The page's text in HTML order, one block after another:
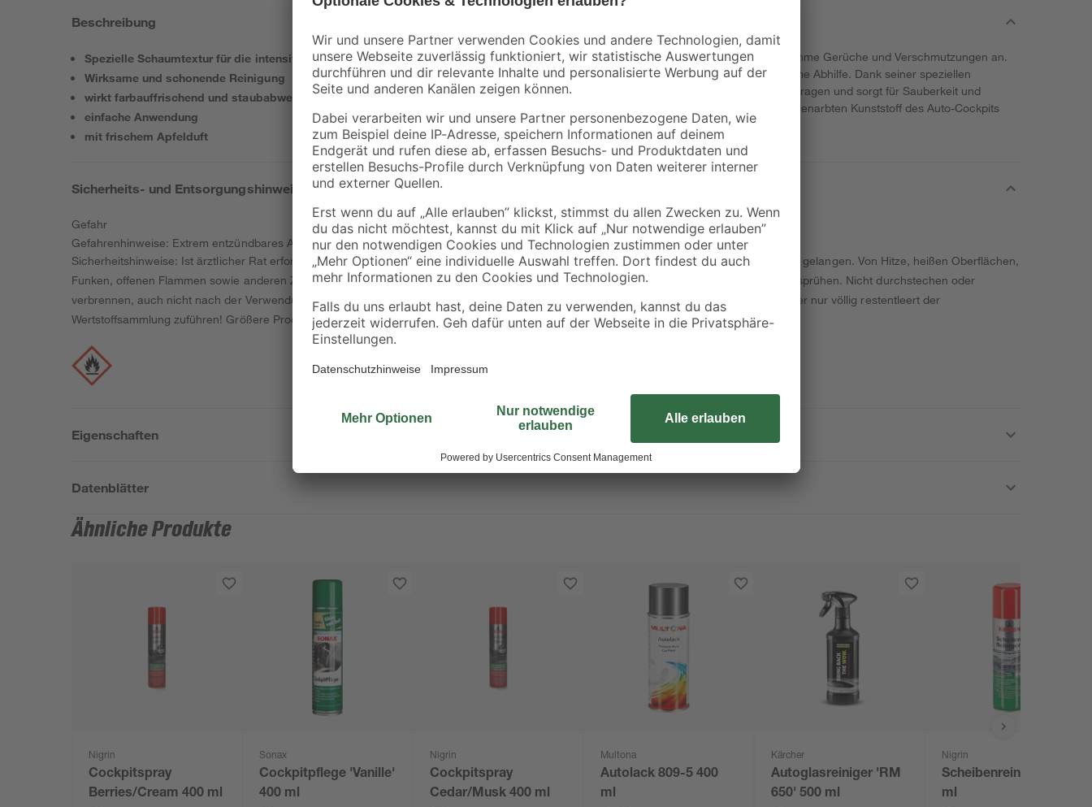
Beschreibung
Spezielle Schaumtextur für die intensive Pflege
Wirksame und schonende Reinigung
wirkt farbauffrischend und staubabweisend
einfache Anwendung
mit frischem Apfelduft
Schnell sammeln sich im Auto Staub, unangenehme Gerüche und Verschmutzungen an.
Das Cockpitspray von Nigrin schafft hier wirksame Abhilfe. Dank seiner speziellen
Schaumtextur lässt es sich besonders leicht auftragen und sorgt für Sauberkeit und
seidenmatten Glanz. Es pflegt intensiv den fein genarbten Kunststoff des Auto-Cockpits
und hinterlässt einen frischen Apfelduft.
Sicherheits- und Entsorgungshinweise
Gefahr
Gefahrenhinweise: Extrem entzündbares Aerosol. Behälter steht unter Druck: kann bei Erwärmung bersten.
Sicherheitshinweise: Ist ärztlicher Rat erforderlich, Verpackung oder Kennzeichnungsetikett bereithalten. Darf nicht in die Hände von Kindern gelangen. Von Hitze, heißen Oberflächen,
Funken, offenen Flammen sowie anderen Zündquellenarten fernhalten. Nicht rauchen. Nicht gegen offene Flamme oder andere Zündquelle sprühen. Nicht durchstechen oder
verbrennen, auch nicht nach der Verwendung. Vor Sonnenbestrahlung schützen. Nicht Temperaturen über 50 °C / 122 °F aussetzen. Behälter nur völlig restentleert der
Wertstoffsammlung zuführen! Größere Produktreste zur Problemstoffsammelstelle bringen.
Eigenschaften
Datenblätter
Ähnliche Produkte
Nigrin
Cockpitspray
Berries/Cream 400 ml
Sonax
Cockpitpflege 'Vanille'
400 ml
Nigrin
Cockpitspray
Cedar/Musk 400 ml
Multona
Autolack 809-5 400
ml
Kärcher
Autoglasreiniger 'RM
650' 500 ml
Nigrin
Scheibenreiniger 300
ml